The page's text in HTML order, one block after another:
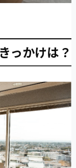
っかけは？